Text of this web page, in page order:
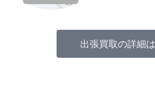
出張買取の詳細